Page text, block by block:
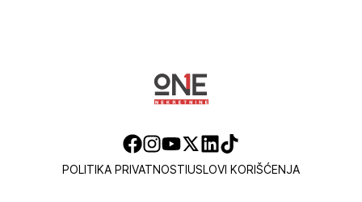
POLITIKA PRIVATNOSTIUSLOVI KORIŠĆENJA